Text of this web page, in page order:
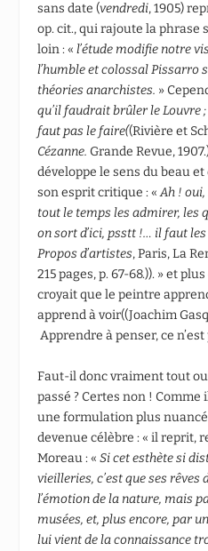
sans date (vendredi, 1905)
op. cit., qui rajoute la phrase
loin : « l’étude modifie notre
l’humble et colossal Pissarro
théories anarchistes. »
qu’il faudrait brûler le Louvre
faut pas le faire((Rivière et
Cézanne.Grande Revue,
développe le sens du beau
son esprit critique : «Ah !
tout le temps les admirer, les
on sort d’ici, psstt !… il faut les
Propos d’artistes, Paris, La
215 pages, p. 67-68.)). » et
croyait que le peintre
apprend à voir((Joachim
Apprendre à penser, ce
Faut-il donc vraiment tout
passé ? Certes non !
une formulation plus
devenue célèbre : « il reprit,
Moreau : «Si cet esthète si
vieilleries, c’est que ses rêves
l’émotion de la nature, mais
musées, et, plus encore, par
lui vient de la connaissance